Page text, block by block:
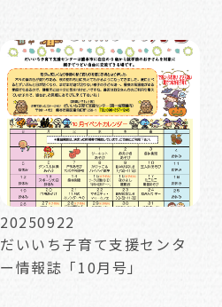
20250922
だいいち子育て支援センタ
ー情報誌「10月号」